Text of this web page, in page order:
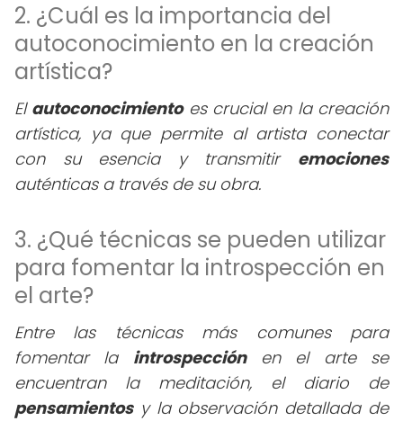
2. ¿Cuál es la importancia del
autoconocimiento en la creación
artística?
El autoconocimientoes crucial en la creación
artística, ya que permite al artista conectar
con su esencia y transmitir emociones
auténticas a través de su obra.
3. ¿Qué técnicas se pueden utilizar
para fomentar la introspección en
el arte?
Entre las técnicas más comunes para
fomentar la introspecciónen el arte se
encuentran la meditación, el diario de
pensamientosy la observación detallada de